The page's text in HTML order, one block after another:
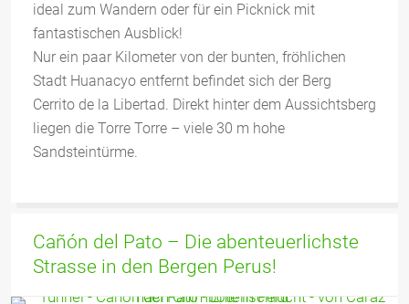
ideal zum Wandern oder für ein Picknick mit
fantastischen Ausblick!
Nur ein paar Kilometer von der bunten, fröhlichen
Stadt Huanacyo entfernt befindet sich der Berg
Cerrito de la Libertad. Direkt hinter dem Aussichtsberg
liegen die Torre Torre – viele 30 m hohe
Sandsteintürme.
Cañón del Pato – Die abenteuerlichste
Strasse in den Bergen Perus!